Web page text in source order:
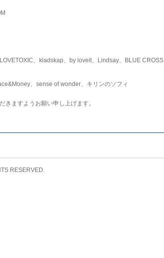
、kladskap、by loveit、Lindsay、BLUE CROSS
、sense of wonder、キリンのソフィ
きますようお願い申し上げます。